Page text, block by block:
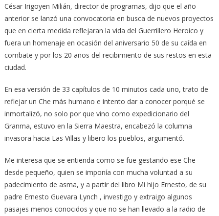
César Irigoyen Milián, director de programas, dijo que el año
anterior se lanzó una convocatoria en busca de nuevos proyectos
que en cierta medida reflejaran la vida del Guerrillero Heroico y
fuera un homenaje en ocasión del aniversario 50 de su caída en
combate y por los 20 años del recibimiento de sus restos en esta
ciudad.
En esa versión de 33 capítulos de 10 minutos cada uno, trato de
reflejar un Che más humano e intento dar a conocer porqué se
inmortalizó, no solo por que vino como expedicionario del
Granma, estuvo en la Sierra Maestra, encabezó la columna
invasora hacia Las Villas y libero los pueblos, argumentó.
Me interesa que se entienda como se fue gestando ese Che
desde pequeño, quien se imponía con mucha voluntad a su
padecimiento de asma, y a partir del libro Mi hijo Ernesto, de su
padre Ernesto Guevara Lynch , investigo y extraigo algunos
pasajes menos conocidos y que no se han llevado a la radio de